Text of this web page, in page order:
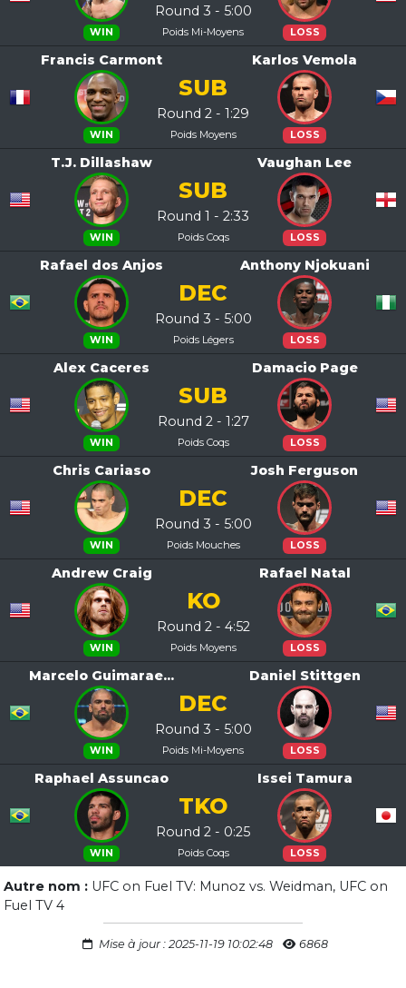
WIN LOSS
Round 3 - 5:00
Poids Mi-Moyens
Francis Carmont
WIN
Karlos Vemola
LOSS
SUB
Round 2 - 1:29
Poids Moyens
T.J. Dillashaw
WIN
Vaughan Lee
LOSS
SUB
Round 1 - 2:33
Poids Coqs
Rafael dos Anjos
WIN
Anthony Njokuani
LOSS
DEC
Round 3 - 5:00
Poids Légers
Alex Caceres
WIN
Damacio Page
LOSS
SUB
Round 2 - 1:27
Poids Coqs
Chris Cariaso
WIN
Josh Ferguson
LOSS
DEC
Round 3 - 5:00
Poids Mouches
Andrew Craig
WIN
Rafael Natal
LOSS
KO
Round 2 - 4:52
Poids Moyens
Marcelo Guimarae...
WIN
Daniel Stittgen
LOSS
DEC
Round 3 - 5:00
Poids Mi-Moyens
Raphael Assuncao
WIN
Issei Tamura
LOSS
TKO
Round 2 - 0:25
Poids Coqs
Autre nom : UFC on Fuel TV: Munoz vs. Weidman, UFC on
Fuel TV 4
Mise à jour : 2025-11-19 10:02:48 6868